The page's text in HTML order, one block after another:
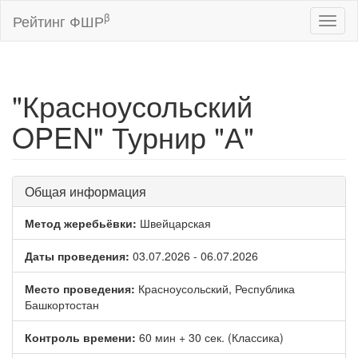
Рейтинг ФШРβ
"Красноусольский
OPEN" Турнир "А"
Общая информация
Метод жеребьёвки: Швейцарская
Даты проведения: 03.07.2026 - 06.07.2026
Место проведения: Красноусольский, Республика
Башкортостан
Контроль времени: 60 мин + 30 сек. (Классика)